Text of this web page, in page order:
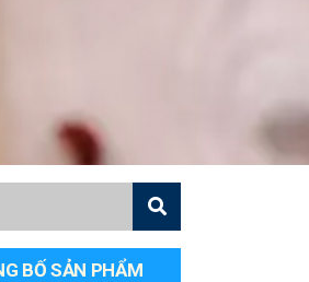
BỐ SẢN PHẨM